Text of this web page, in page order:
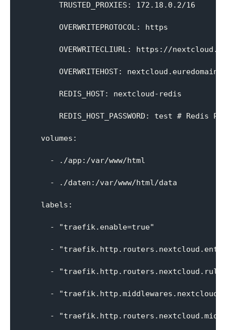
        TRUSTED_PROXIES: 172.18.0.2/16
        OVERWRITEPROTOCOL: https
OVERWRITECLIURL: https://
OVERWRITEHOST:
        REDIS_HOST: nextcloud-redis
REDIS_HOST_PASSWORD: test # Redis
    volumes:
      - ./app:/var/www/html
      - ./daten:/var/www/html/data
    labels:
      - "traefik.enable=true"
-
-
-
-